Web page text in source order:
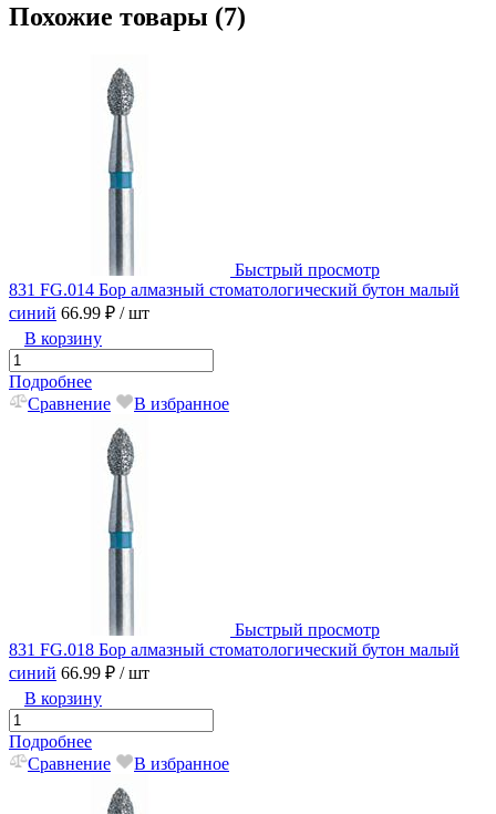
Похожие товары (7)
Быстрый просмотр
831 FG.014 Бор алмазный стоматологический бутон малый
синий 66.99 ₽ / шт
В корзину
Подробнее
Сравнение
В избранное
Быстрый просмотр
831 FG.018 Бор алмазный стоматологический бутон малый
синий 66.99 ₽ / шт
В корзину
Подробнее
Сравнение
В избранное